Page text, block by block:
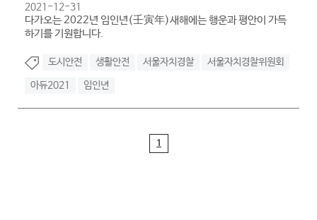
2021-12-31
다가오는 2022년 임인년(壬寅年)새해에는 행운과 평안이 가득
하기를 기원합니다.
도시안전 생활안전 서울자치경찰 서울자치경찰위원회
아듀2021 임인년
1